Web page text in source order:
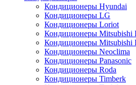
Кондиционеры Hyundai
Кондиционеры LG
Кондиционеры Loriot
Кондиционеры Mitsubishi
Кондиционеры Mitsubishi
Кондиционеры Neoclima
Кондиционеры Panasonic
Кондиционеры Roda
Кондиционеры Timberk